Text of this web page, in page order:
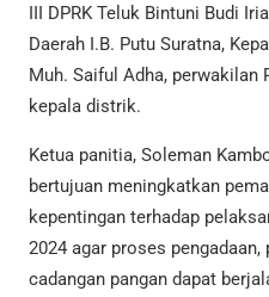
III DPRK Teluk Bintuni Budi
Daerah I.B. Putu Suratna,
Muh. Saiful Adha, perwakilan
kepala distrik.
Ketua panitia, Soleman
bertujuan meningkatkan
kepentingan terhadap
2024 agar proses
cadangan pangan dapat